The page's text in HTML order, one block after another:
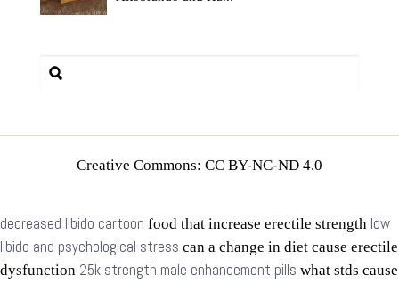
Creative Commons: CC BY-NC-ND 4.0
decreased libido cartoon food that increase erectile strength low
libido and psychological stress can a change in diet cause erectile
dysfunction 25k strength male enhancement pills what stds cause